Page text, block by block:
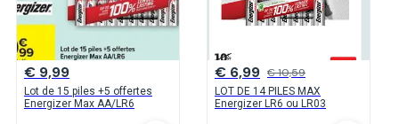
€ 9,99
Lot de 15 piles +5 offertes
Energizer Max AA/LR6
€ 6,99 € 10,59
LOT DE 14 PILES MAX
Energizer LR6 ou LR03